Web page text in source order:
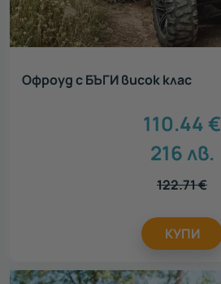
Офроуд с БЪГИ висок клас
110.44€
216лв.
122.71€
КУПИ